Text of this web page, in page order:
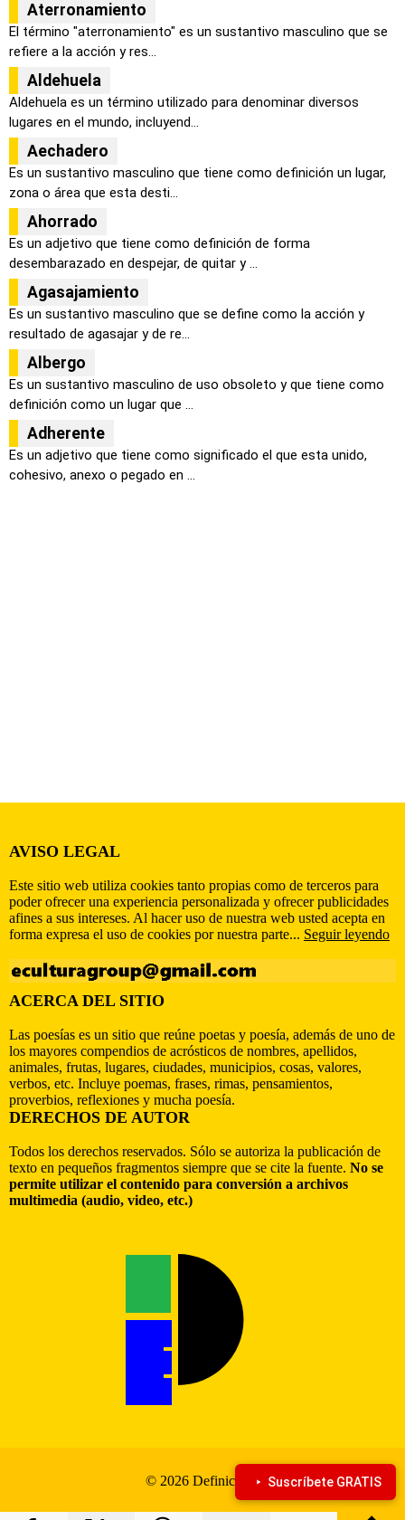
Aterronamiento
El término "aterronamiento" es un sustantivo masculino que se
refiere a la acción y res...
Aldehuela
Aldehuela es un término utilizado para denominar diversos
lugares en el mundo, incluyend...
Aechadero
Es un sustantivo masculino que tiene como definición un lugar,
zona o área que esta desti...
Ahorrado
Es un adjetivo que tiene como definición de forma
desembarazado en despejar, de quitar y ...
Agasajamiento
Es un sustantivo masculino que se define como la acción y
resultado de agasajar y de re...
Albergo
Es un sustantivo masculino de uso obsoleto y que tiene como
definición como un lugar que ...
Adherente
Es un adjetivo que tiene como significado el que esta unido,
cohesivo, anexo o pegado en ...
AVISO LEGAL
Este sitio web utiliza cookies tanto propias como de terceros para
poder ofrecer una experiencia personalizada y ofrecer publicidades
afines a sus intereses. Al hacer uso de nuestra web usted acepta en
forma expresa el uso de cookies por nuestra parte... Seguir leyendo
ACERCA DEL SITIO
Las poesías es un sitio que reúne poetas y poesía, además de uno de
los mayores compendios de acrósticos de nombres, apellidos,
animales, frutas, lugares, ciudades, municipios, cosas, valores,
verbos, etc. Incluye poemas, frases, rimas, pensamientos,
proverbios, reflexiones y mucha poesía.
DERECHOS DE AUTOR
Todos los derechos reservados. Sólo se autoriza la publicación de
texto en pequeños fragmentos siempre que se cite la fuente. No se
permite utilizar el contenido para conversión a archivos
multimedia (audio, video, etc.)
© 2026 Definiciona Suscríbete GRATIS